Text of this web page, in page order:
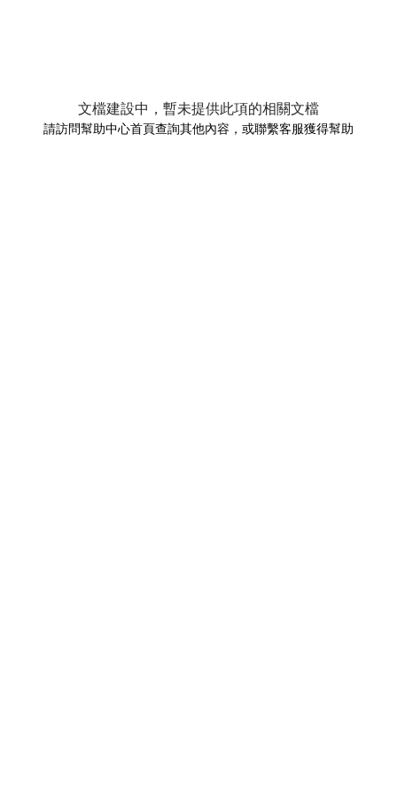
文檔建設中，暫未提供此項的相關文檔
請訪問幫助中心首頁查詢其他內容，或聯繫客服獲得幫助